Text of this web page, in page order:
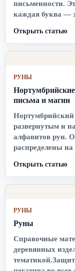
письменности.
каждая буква —
Открыть статью
РУНЫ
письма и магии
Нортумбрийский
развернутым и
алфавитов рун.
распределены
Открыть статью
РУНЫ
Руны
Справочные
деревянных